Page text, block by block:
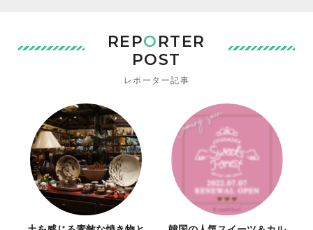
REPORTER
POST
レポーター記事